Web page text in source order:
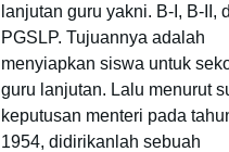
lanjutan guru yakni. B-I, B-II,
PGSLP. Tujuannya adalah
menyiapkan siswa untuk
guru lanjutan. Lalu menurut
keputusan menteri pada
1954, didirikanlah sebuah